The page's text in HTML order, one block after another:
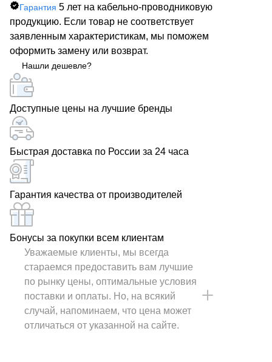
Гарантия 5 лет на кабельно-проводниковую
продукцию. Если товар не соответствует
заявленным характеристикам, мы поможем
оформить замену или возврат.
Нашли дешевле?
Доступные цены на лучшие бренды
Быстрая доставка по России за 24 часа
Гарантия качества от производителей
Бонусы за покупки всем клиентам
Уважаемые клиенты, мы всегда
стараемся предоставить вам лучшие
по рынку цены, оптимальные условия
поставки и оплаты. Но, на всякий
случай, напоминаем, что цена может
отличаться от указанной на сайте.